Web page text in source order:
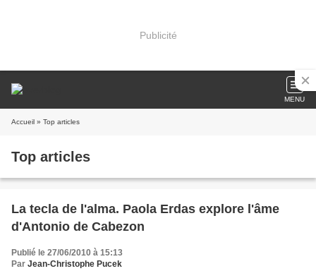
Publicité
MENU
Accueil » Top articles
Top articles
La tecla de l'alma. Paola Erdas explore l'âme
d'Antonio de Cabezon
Publié le 27/06/2010 à 15:13
Par Jean-Christophe Pucek